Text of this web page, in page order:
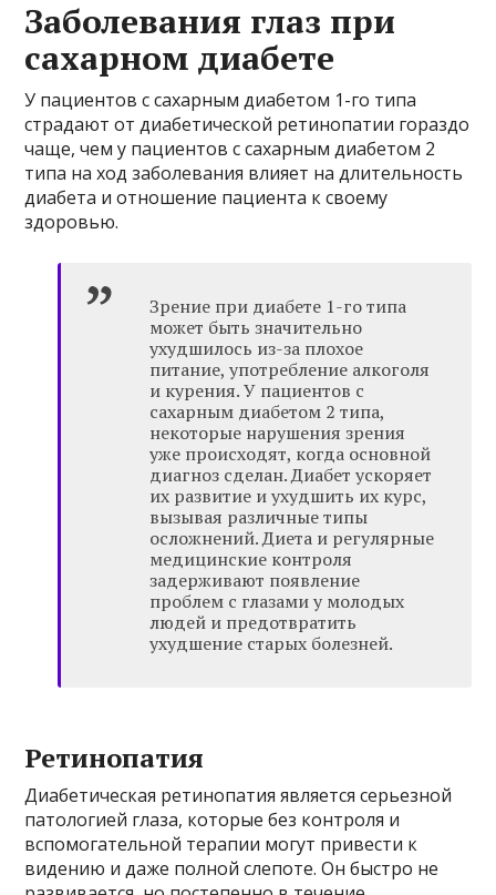
Заболевания глаз при
сахарном диабете
У пациентов с сахарным диабетом 1-го типа
страдают от диабетической ретинопатии гораздо
чаще, чем у пациентов с сахарным диабетом 2
типа на ход заболевания влияет на длительность
диабета и отношение пациента к своему
здоровью.
Зрение при диабете 1-го типа
может быть значительно
ухудшилось из-за плохое
питание, употребление алкоголя
и курения. У пациентов с
сахарным диабетом 2 типа,
некоторые нарушения зрения
уже происходят, когда основной
диагноз сделан. Диабет ускоряет
их развитие и ухудшить их курс,
вызывая различные типы
осложнений. Диета и регулярные
медицинские контроля
задерживают появление
проблем с глазами у молодых
людей и предотвратить
ухудшение старых болезней.
Ретинопатия
Диабетическая ретинопатия является серьезной
патологией глаза, которые без контроля и
вспомогательной терапии могут привести к
видению и даже полной слепоте. Он быстро не